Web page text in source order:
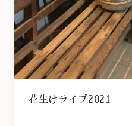
花生けライブ2021